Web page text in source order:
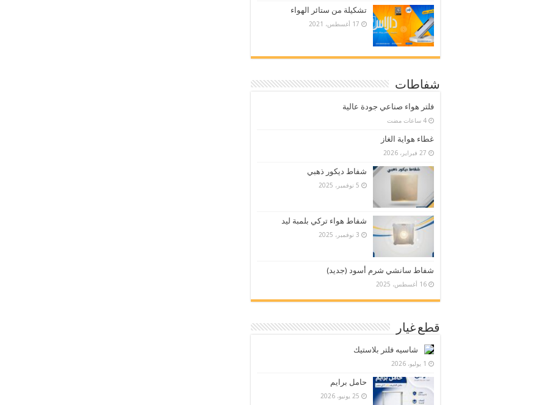
تشكيلة من ستائر الهواء
17 أغسطس، 2021
شفاطات
فلتر هواء صناعي جودة عالية
غطاء هواية الغاز
27 فبراير، 2026
شفاط ديكور ذهبي
5 نوفمبر، 2025
شفاط هواء تركي بلمبة ليد
3 نوفمبر، 2025
شفاط سانشي شرم أسود (جديد)
16 أغسطس، 2025
قطع غيار
شاسيه فلتر بلاستيك
1 يوليو، 2026
حامل برايم
25 يونيو، 2026